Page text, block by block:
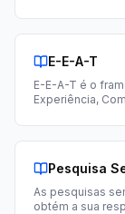
E-E-A-T
E-E-A-T é o
Experiência,
Pesquisa
As pesquisas
obtém a sua